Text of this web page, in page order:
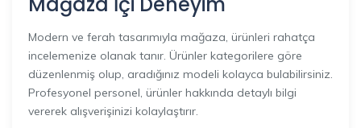
Modern ve ferah tasarımıyla mağaza, ürünleri rahatça
incelemenize olanak tanır. Ürünler kategorilere göre
düzenlenmiş olup, aradığınız modeli kolayca bulabilirsiniz.
Profesyonel personel, ürünler hakkında detaylı bilgi
vererek alışverişinizi kolaylaştırır.